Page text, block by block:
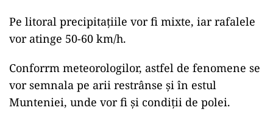
Pe litoral precipitațiile vor fi mixte, iar rafalele
vor atinge 50-60 km/h.